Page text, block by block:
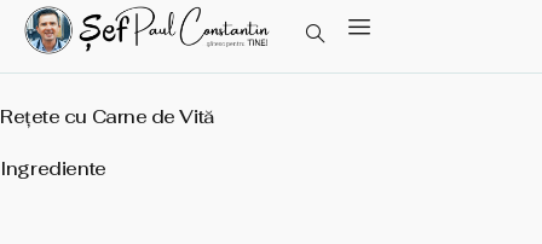
Rețete cu Carne de Vită
Ingrediente